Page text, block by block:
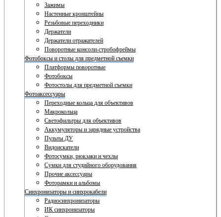
Зажимы
Настенные кронштейны
Резьбовые переходники
Держатели
Держатели отражателей
Поворотные консоли-стробофреймы
Фотобоксы и столы для предметной съемки
Платформы поворотные
Фотобоксы
Фотостолы для предметной съемки
Фотоаксессуары
Переходные кольца для объективов
Макрокольца
Светофильтры для объективов
Аккумуляторы и зарядные устройства
Пульты ДУ
Видоискатели
Фотосумки, рюкзаки и чехлы
Сумки для студийного оборудования
Прочие аксессуары
Фоторамки и альбомы
Синхронизаторы и синхрокабели
Радиосинхронизаторы
ИК синхронизаторы